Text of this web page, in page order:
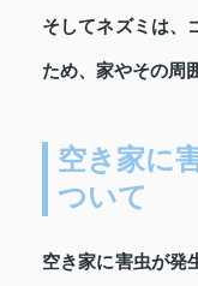
そしてネズミは、
ため、家やその周
空き家に
ついて
空き家に害虫が発